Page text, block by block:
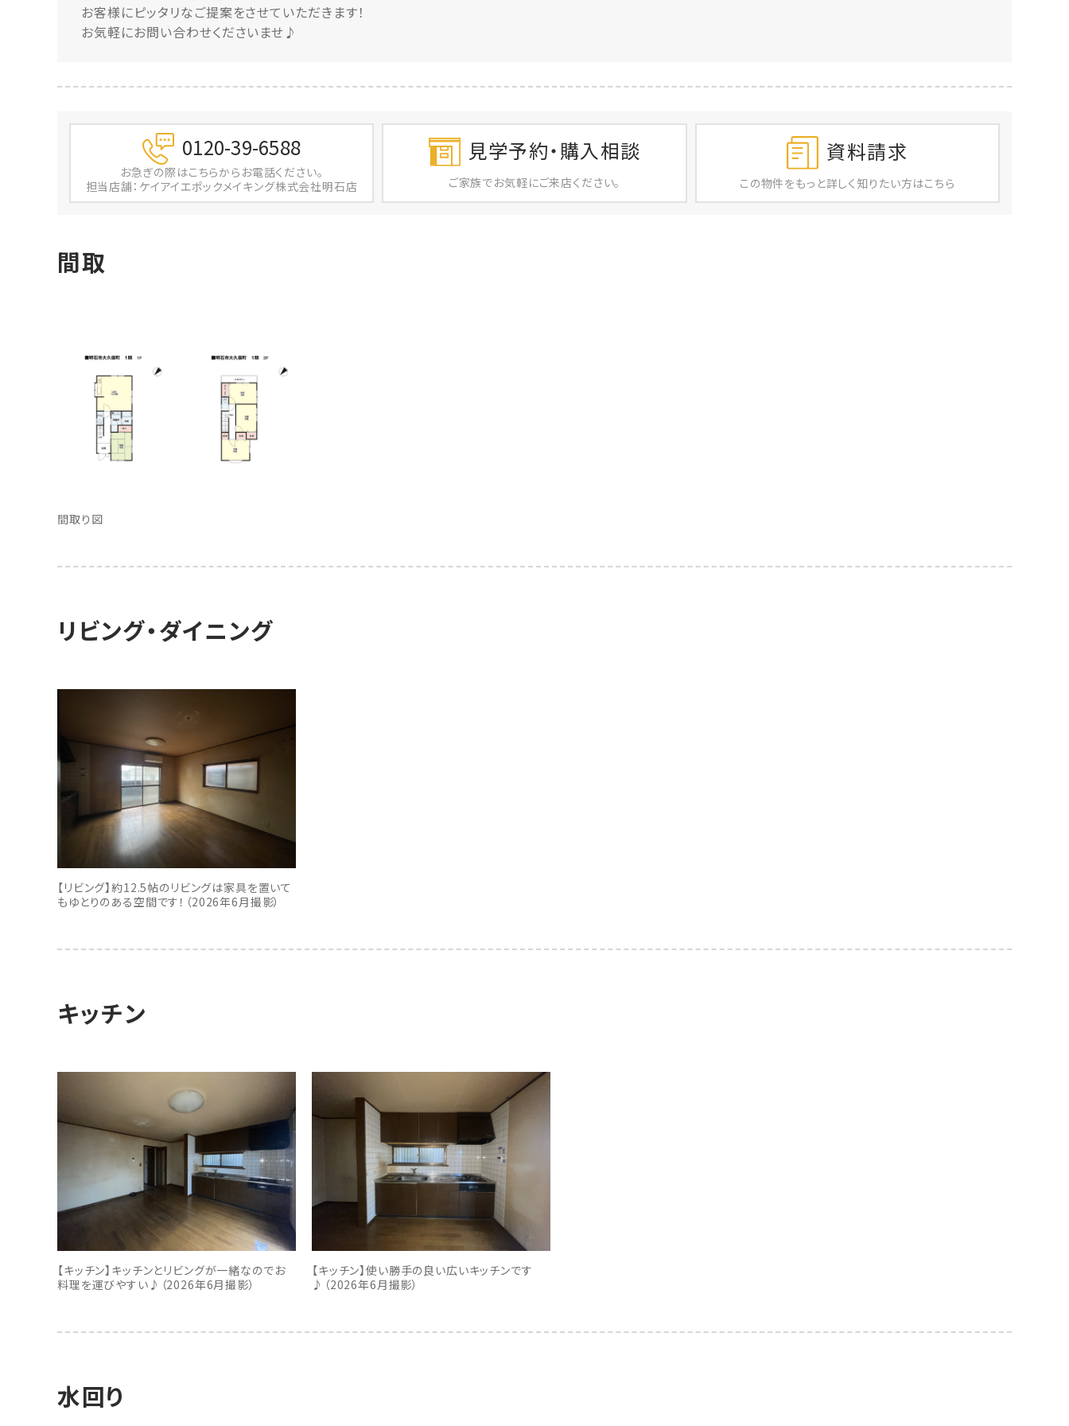
お客様にピッタリなご提案をさせていただきます！
お気軽にお問い合わせくださいませ♪
0120-39-6588
お急ぎの際はこちらからお電話ください。
担当店舗：ケイアイエポックメイキング株式会社明石店
見学予約・購入相談
ご家族でお気軽にご来店ください。
資料請求
この物件をもっと詳しく 知りたい方はこちら
間取
間取り図
リビング・ダイニング
【リビング】約12.5帖のリビングは家具を置いて
もゆとりのある空間です！（2026年6月撮影）
キッチン
【キッチン】キッチンとリビングが一緒なのでお
料理を運びやすい♪（2026年6月撮影）
【キッチン】使い勝手の良い広いキッチンです
♪（2026年6月撮影）
水回り